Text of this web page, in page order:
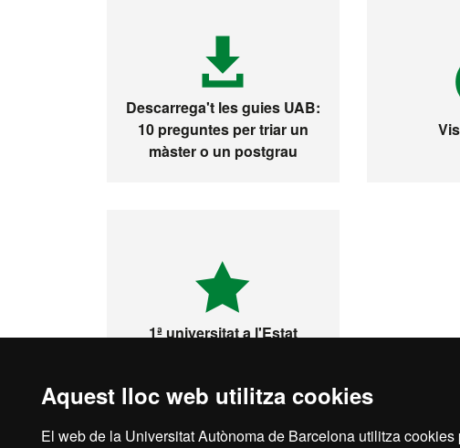
Aquest lloc web utilitza cookies
El web de la Universitat Autònoma de Barcelona utilitza
Descarrega't les guies UAB:
10 preguntes per triar un
màster o un postgrau
1ª universitat a l'Estat